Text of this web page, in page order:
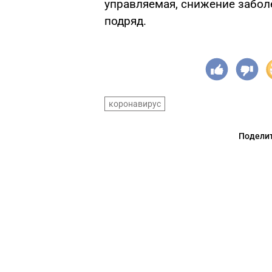
управляемая, снижение
подряд.
коронавирус